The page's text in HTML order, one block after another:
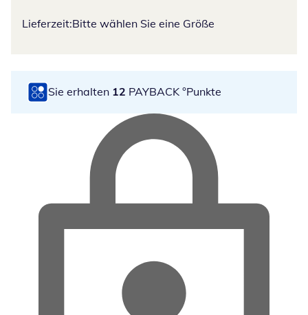
Lieferzeit:Bitte wählen Sie eine Größe
Sie erhalten 12 PAYBACK °Punkte